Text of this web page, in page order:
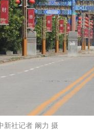
新社记者 阚力 摄